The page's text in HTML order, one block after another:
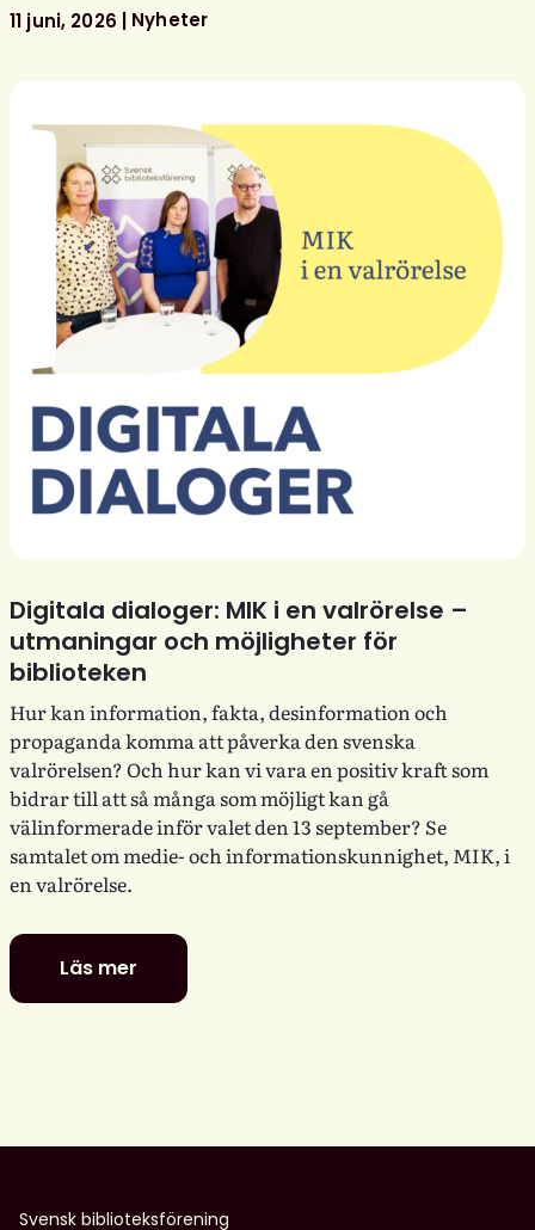
ditt
11 juni, 2026 Nyheter
Digitala dialoger: MIK i en valrörelse –
utmaningar och möjligheter för
biblioteken
Hur kan information, fakta, desinformation och
propaganda komma att påverka den svenska
valrörelsen? Och hur kan vi vara en positiv kraft som
bidrar till att så många som möjligt kan gå
välinformerade inför valet den 13 september? Se
samtalet om medie- och informationskunnighet, MIK, i
en valrörelse.
Läs mer
Digitala
dialoger:
–
och
Svensk biblioteksförening